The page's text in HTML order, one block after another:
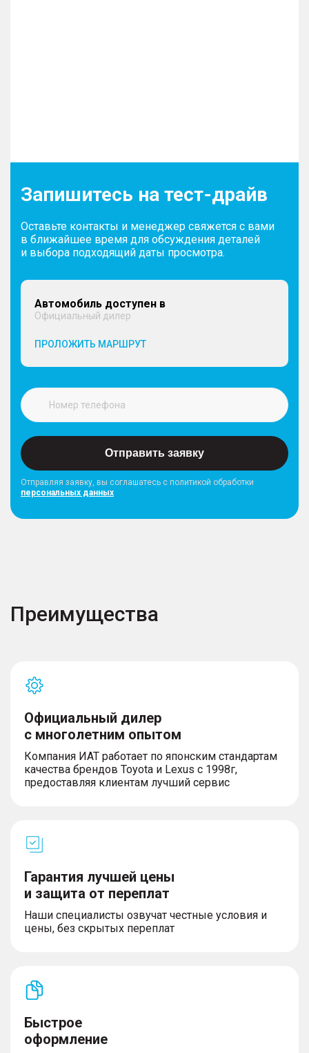
Запишитесь на тест-драйв
Оставьте контакты и менеджер свяжется с вами
в ближайшее время для обсуждения деталей
и выбора подходящий даты просмотра.
Автомобиль доступен в
Официальный дилер
ПРОЛОЖИТЬ МАРШРУТ
Отправить заявку
Отправляя заявку, вы соглашатесь с политикой обработки
персональных данных
Преимущества
Официальный дилер
с многолетним опытом
Компания ИАТ работает по японским стандартам
качества брендов Toyota и Lexus с 1998г,
предоставляя клиентам лучший сервис
Гарантия лучшей цены
и защита от переплат
Наши специалисты озвучат честные условия и
цены, без скрытых переплат
Быстрое
оформление